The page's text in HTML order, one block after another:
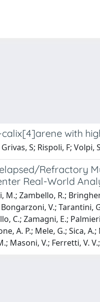
with
S; Rispoli, F;
Refractory
Real-World
Zambello, R.;
V.;
C.; Zamagni, E.;
A. P.; Mele, G.; Sica,
Masoni, V.; Ferretti, V.